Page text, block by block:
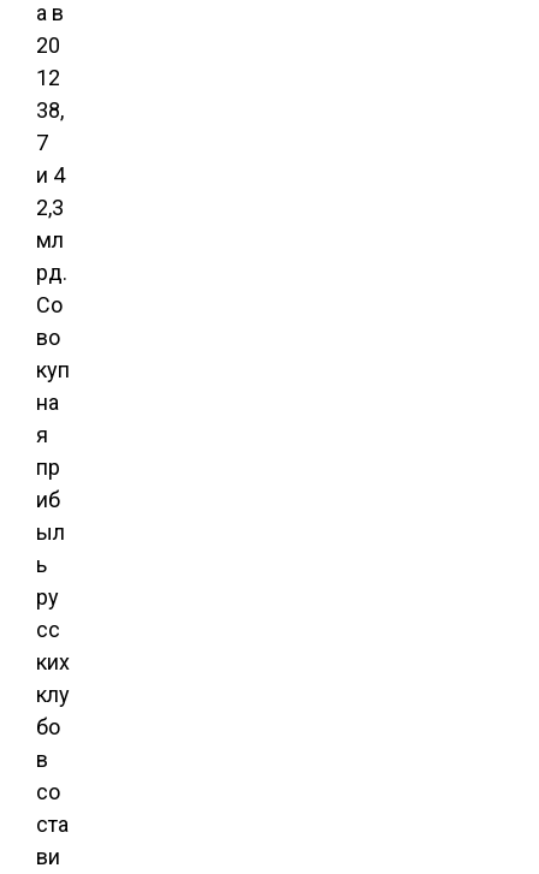
а в
20
12
38,
7
и 4
2,3
мл
рд.
Со
во
куп
на
я
пр
иб
ыл
ь
ру
сс
ких
клу
бо
в
со
ста
ви